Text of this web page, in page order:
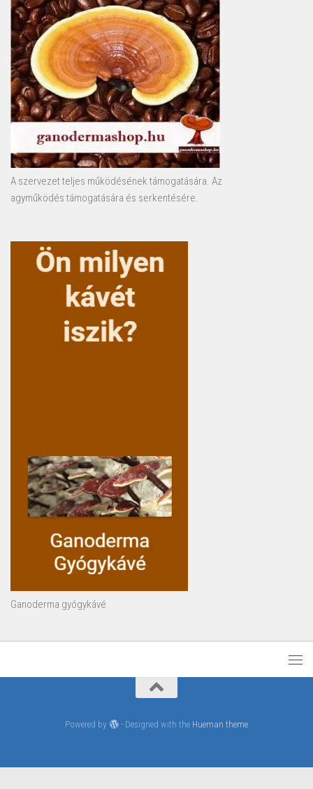
A szervezet teljes működésének támogatására. Az
agyműködés támogatására és serkentésére.
Ganoderma gyógykávé
Powered by - Designed with the Hueman theme